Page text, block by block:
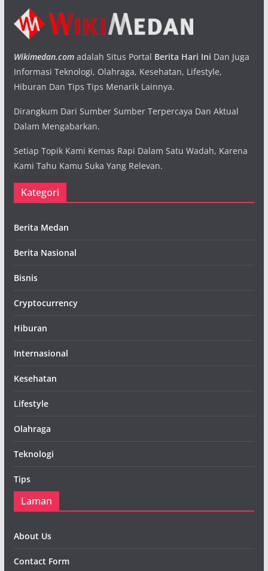
Wikimedan.comadalah Situs Portal Berita Hari Ini Dan Juga
Informasi Teknologi, Olahraga, Kesehatan, Lifestyle,
Hiburan Dan Tips Tips Menarik Lainnya.
Dirangkum Dari Sumber Sumber Terpercaya Dan Aktual
Dalam Mengabarkan.
Setiap Topik Kami Kemas Rapi Dalam Satu Wadah, Karena
Kami Tahu Kamu Suka Yang Relevan.
Kategori
Berita Medan
Berita Nasional
Bisnis
Cryptocurrency
Hiburan
Internasional
Kesehatan
Lifestyle
Olahraga
Teknologi
Tips
Laman
About Us
Contact Form